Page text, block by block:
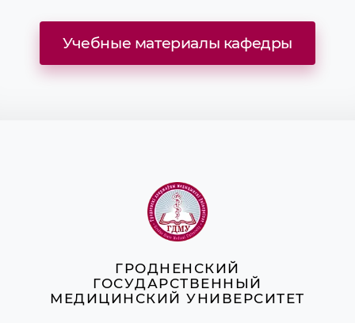
Учебные материалы кафедры
ГРОДНЕНСКИЙ
ГОСУДАРСТВЕННЫЙ
МЕДИЦИНСКИЙ УНИВЕРСИТЕТ